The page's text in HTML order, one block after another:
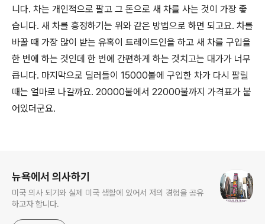
니다. 차는 개인적으로 팔고 그 돈으로 새 차를 사는 것이 가장 좋
습니다. 새 차를 흥정하기는 위와 같은 방법으로 하면 되고요. 차를
바꿀 때 가장 많이 받는 유혹이 트레이드인을 하고 새 차를 구입을
한 번에 하는 것인데 한 번에 간편하게 하는 것치고는 대가가 너무
큽니다. 마지막으로 딜러들이 15000불에 구입한 차가 다시 팔릴
때는 얼마로 나갈까요. 20000불에서 22000불까지 가격표가 붙
어있더군요.
뉴욕에서 의사하기
미국 의사 되기와 실제 미국 생활에 있어서 저의 경험을 공유
하고자 합니다.